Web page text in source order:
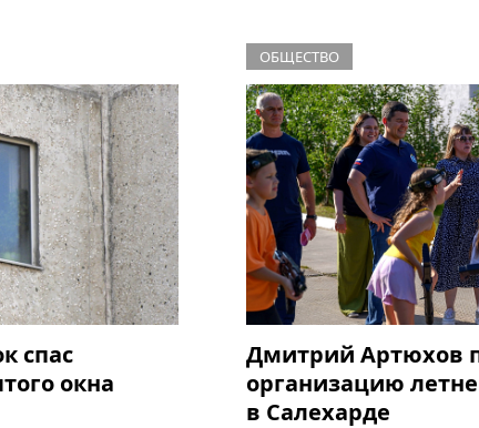
спас
окна
ОБЩЕСТВО
Дмитрий Артюхов
организацию
в Салехарде